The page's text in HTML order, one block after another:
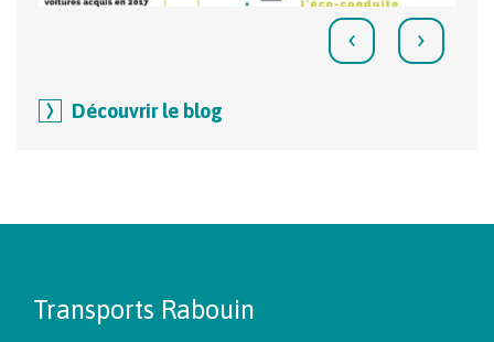
‹ ›
Découvrir le blog
Transports Rabouin